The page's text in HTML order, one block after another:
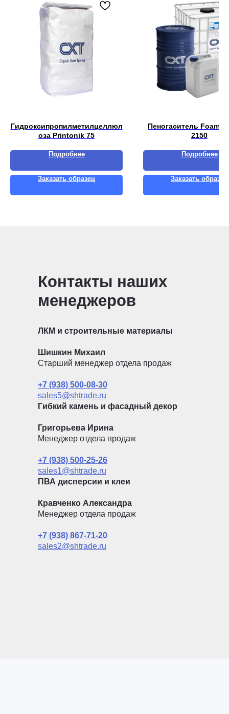
Гидроксипропилметилцеллюл
оза Printonik 75
Подробнее
Заказать образец
Пеногаситель
2150
Подробнее
Заказать образец
Контакты наших
менеджеров
ЛКМ и строительные материалы
Шишкин Михаил
Старший менеджер отдела продаж
+7 (938) 500-08-30
sales5@shtrade.ru
Гибкий камень и фасадный декор
Григорьева Ирина
Менеджер отдела продаж
+7 (938) 500-25-26
sales1@shtrade.ru
ПВА дисперсии и клеи
Кравченко Александра
Менеджер отдела продаж
+7 (938) 867-71-20
sales2@shtrade.ru